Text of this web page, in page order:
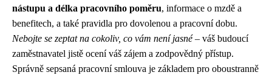
nástupu a délka pracovního poměru, informace o mzdě a
benefitech, a také pravidla pro dovolenou a pracovní dobu.
Nebojte se zeptat na cokoliv, co vám není jasné– váš budoucí
zaměstnavatel jistě ocení váš zájem a zodpovědný přístup.
Správně sepsaná pracovní smlouva je základem pro oboustranně